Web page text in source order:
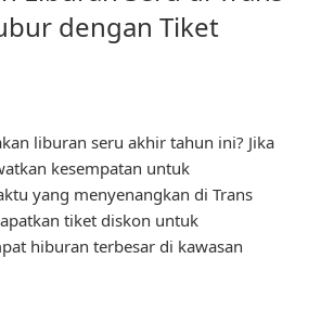
dengan Tiket
liburan seru akhir tahun ini? Jika
kesempatan untuk
yang menyenangkan di Trans
tiket diskon untuk
hiburan terbesar di kawasan